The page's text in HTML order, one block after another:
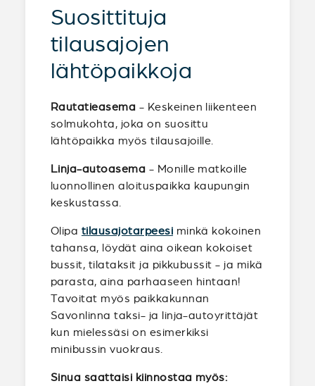
Suosittituja
tilausajojen
lähtöpaikkoja
Rautatieasema - Keskeinen liikenteen
solmukohta, joka on suosittu
lähtöpaikka myös tilausajoille.
Linja-autoasema - Monille matkoille
luonnollinen aloituspaikka kaupungin
keskustassa.
Olipa tilausajotarpeesi minkä kokoinen
tahansa, löydät aina oikean kokoiset
bussit, tilataksit ja pikkubussit - ja mikä
parasta, aina parhaaseen hintaan!
Tavoitat myös paikkakunnan
Savonlinna taksi- ja linja-autoyrittäjät
kun mielessäsi on esimerkiksi
minibussin vuokraus.
Sinua saattaisi kiinnostaa myös: